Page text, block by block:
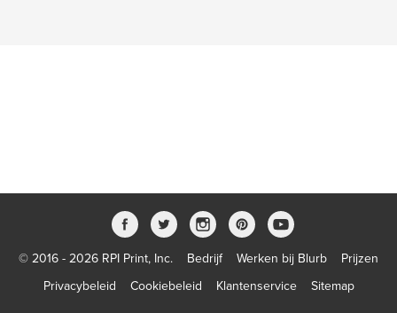
© 2016 - 2026 RPI Print, Inc. Bedrijf Werken bij Blurb
Prijzen
Privacybeleid
Cookiebeleid Klantenservice Sitemap